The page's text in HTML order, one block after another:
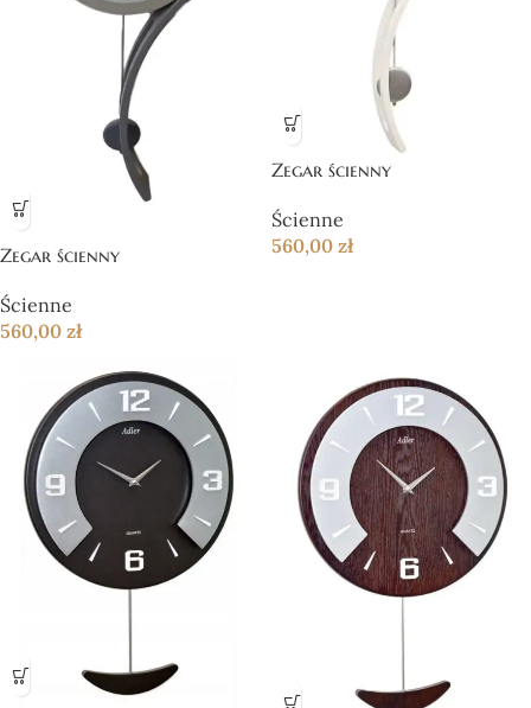
Zegar ścienny
Ścienne
560,00 zł
Zegar ścienny
Ścienne
560,00 zł